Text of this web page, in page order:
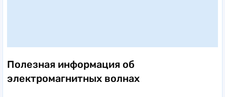
Полезная информация об
электромагнитных волнах